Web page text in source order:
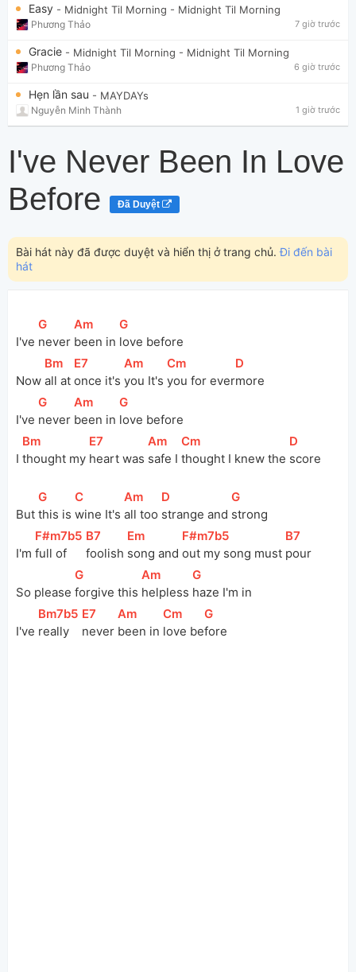
Easy - Midnight Til Morning - Midnight Til Morning
Phương Thảo 7 giờ trước
Gracie - Midnight Til Morning - Midnight Til Morning
Phương Thảo 6 giờ trước
Hẹn lần sau - MAYDAYs
Nguyễn Minh Thành 1 giờ trước
I've Never Been In Love
Before
Đã Duyệt
Bài hát này đã được duyệt và hiển thị ở trang chủ.Đi đến bài
hát
I've
[
G
never
[
Am
been in
[
G
love before
Now
[Bm
all at
[E7
once it's
[
Am
you It's
[
Cm
you for ever
[D
more
I've
[
G
never
[
Am
been in
[
G
love before
I
[Bm
thought my
[E7
heart was
[
Am
safe I
[
Cm
thought I knew the
[D
score
But
[
G
this is
[
C
wine It's
[
Am
all too
[D
strange and
[
G
strong
I'm
[F#m7b5 ]
full of
[B7
foolish
[Em
song and
[F#m7b5
out my song must
[B7
pour
So please
[
G
forgive this
[
Am
helpless
[
G
haze I'm in
I've
[Bm7b5 ]
really
[E7
never
[
Am
been in
[
Cm
love be
[
G
fore